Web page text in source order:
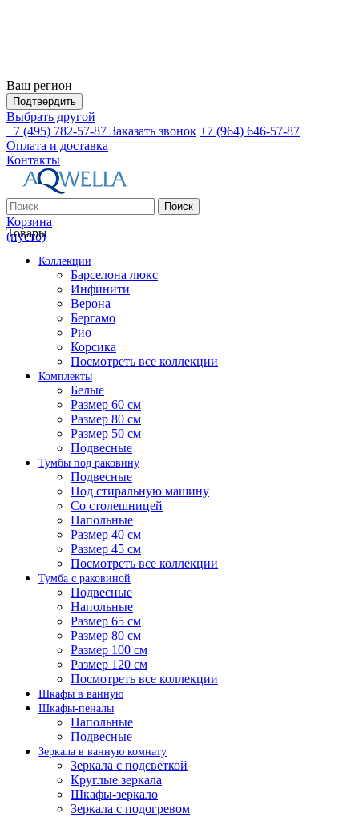
Ваш регион
Подтвердить
Выбрать другой
+7 (495) 782-57-87 Заказать звонок +7 (964) 646-57-87
Оплата и доставка
Контакты
Поиск
Корзина
(пусто)
Товары
Коллекции
Барселона люкс
Инфинити
Верона
Бергамо
Рио
Корсика
Посмотреть все коллекции
Комплекты
Белые
Размер 60 см
Размер 80 см
Размер 50 см
Подвесные
Тумбы под раковину
Подвесные
Под стиральную машину
Со столешницей
Напольные
Размер 40 см
Размер 45 см
Посмотреть все коллекции
Тумба с раковиной
Подвесные
Напольные
Размер 65 см
Размер 80 см
Размер 100 см
Размер 120 см
Посмотреть все коллекции
Шкафы в ванную
Шкафы-пеналы
Напольные
Подвесные
Зеркала в ванную комнату
Зеркала с подсветкой
Круглые зеркала
Шкафы-зеркало
Зеркала с подогревом